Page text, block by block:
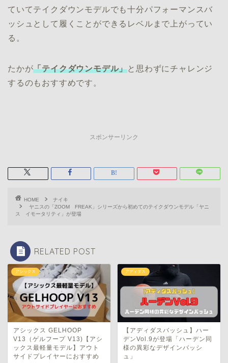
ていてテイクダウンモデルでも十分パフォーマンスバ
ッシュとして履くことができるレベルまで上がってい
る。
たかが「テイクダウンモデル」と思わずにチャレンジ
するのもおすすめです。
スポンサーリンク
HOME
ナイキ
ヤニスの「ZOOM FREAK」シリーズから初めてのテイクダウンモデル「ヤニ
ス イモータリティ」が登場
RELATED POST
アシックス
アシックス GELHOOP
V13（ゲルフープ V13)【アシ
ックス最軽量モデル】アウト
サイドプレイヤーにおすすめ
アディダス
【アディダスバッシュ】ハー
デンVol.9が登場「ハーデン同
様の異彩なデザインバッシ
ュ」